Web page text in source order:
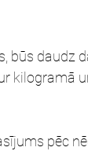
būs daudz
kilogramā
pēc